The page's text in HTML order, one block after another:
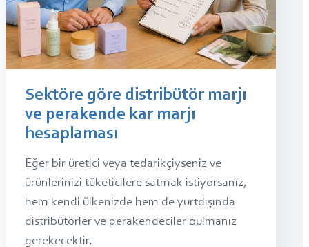
Sektöre göre distribütör marjı
ve perakende kar marjı
hesaplaması
Eğer bir üretici veya tedarikçiyseniz ve
ürünlerinizi tüketicilere satmak istiyorsanız,
hem kendi ülkenizde hem de yurtdışında
distribütörler ve perakendeciler bulmanız
gerekecektir.